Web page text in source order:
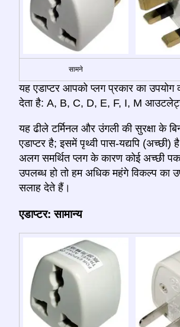
सामने
यह एडाप्टर आपको प्लग प्रकार का
देता है: A, B, C, D, E, F, I, M
यह ढीले टर्मिनल और उंगली की सुरक्षा के
एडाप्टर है; इसमें पृथ्वी पास-यद्यपि (अच्छी)
अलग समर्थित प्लग के कारण कोई अच्छी
उपलब्ध हो तो हम अधिक महंगे विकल्प का
सलाह देते हैं।
एडाप्टर: सामान्य